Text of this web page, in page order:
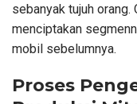
sebanyak tujuh orang.
menciptakan
mobil sebelumnya.
Proses